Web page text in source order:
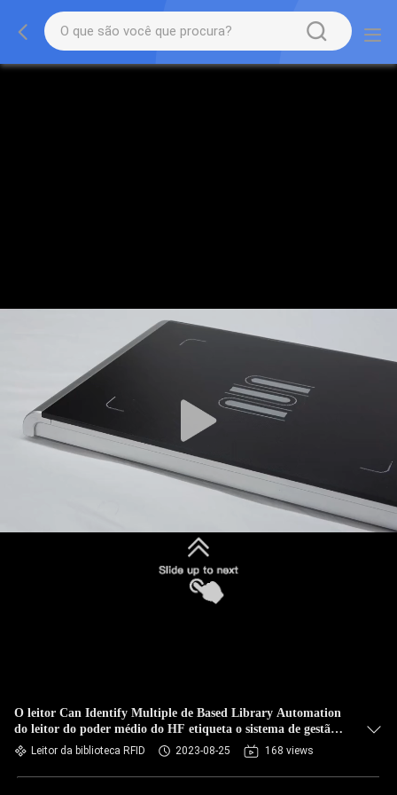
O leitor Can Identify Multiple de Based Library Automation
do leitor do poder médio do HF etiqueta o sistema de gestão
da biblioteca de Rfid
Leitor da biblioteca RFID 2023-08-25 168 views